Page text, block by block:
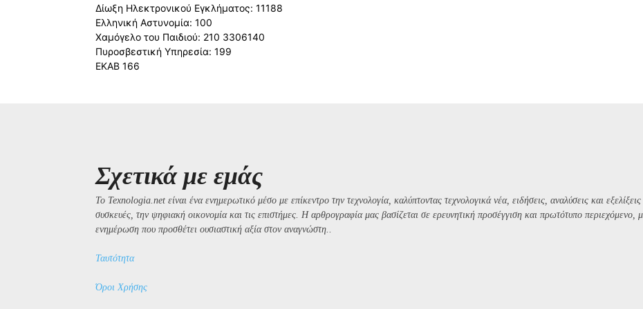
Δίωξη Ηλεκτρονικού Εγκλήματος: 11188
Ελληνική Αστυνομία: 100
Χαμόγελο του Παιδιού: 210 3306140
Πυροσβεστική Υπηρεσία: 199
ΕΚΑΒ 166
Σχετικά με εμάς
Το Texnologia.net είναι ένα ενημερωτικό μέσο με επίκεντρο την τεχνολογία, καλύπτοντας τεχνολογικά νέα, ειδήσεις, αναλύσεις και
συσκευές, την ψηφιακή οικονομία και τις επιστήμες. Η αρθρογραφία μας βασίζεται σε ερευνητική προσέγγιση και πρωτότυπο περιεχόμενο,
ενημέρωση που προσθέτει ουσιαστική αξία στον αναγνώστη..
Ταυτότητα
Όροι Χρήσης